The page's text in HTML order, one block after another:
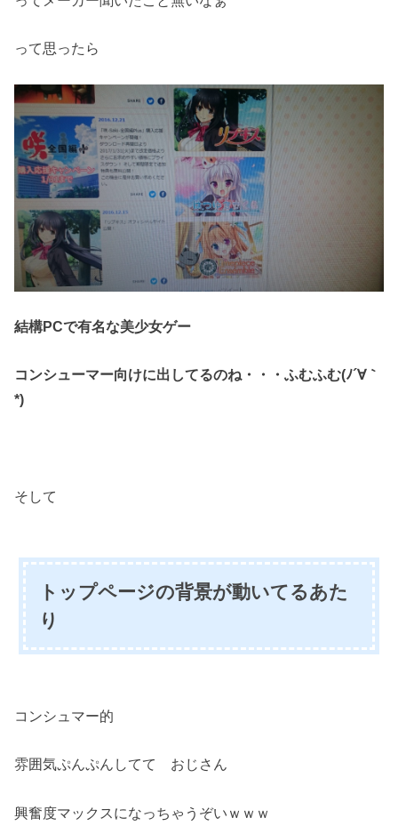
って思ったら
結構PCで有名な美少女ゲー
コンシューマー向けに出してるのね・・・ふむふむ(ﾉ´∀｀
*)
そして
トップページの背景が動いてるあた
り
コンシュマー的
雰囲気ぷんぷんしてて おじさん
興奮度マックスになっちゃうぞいｗｗｗ